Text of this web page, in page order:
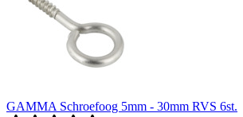
GAMMA Schroefoog 5mm - 30mm RVS 6st.